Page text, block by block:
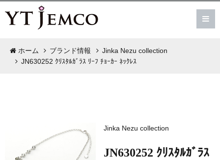
ホーム ブランド情報
Jinka Nezu collection
JN630252 ｸﾘｽﾀﾙｶﾞﾗｽ ﾘｰﾌ ﾁｮｰｶｰ ﾈｯｸﾚｽ
Jinka Nezu collection
JN630252 ｸﾘｽﾀﾙｶﾞﾗｽ